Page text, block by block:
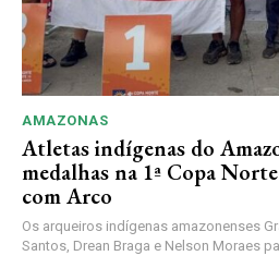
AMAZONAS
Atletas indígenas do
medalhas na 1ª Copa
com Arco
Os arqueiros indígenas amazonenses
Santos, Drean Braga e Nelson Moraes